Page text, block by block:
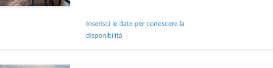
Inserisci le date per conoscere la
disponibilità